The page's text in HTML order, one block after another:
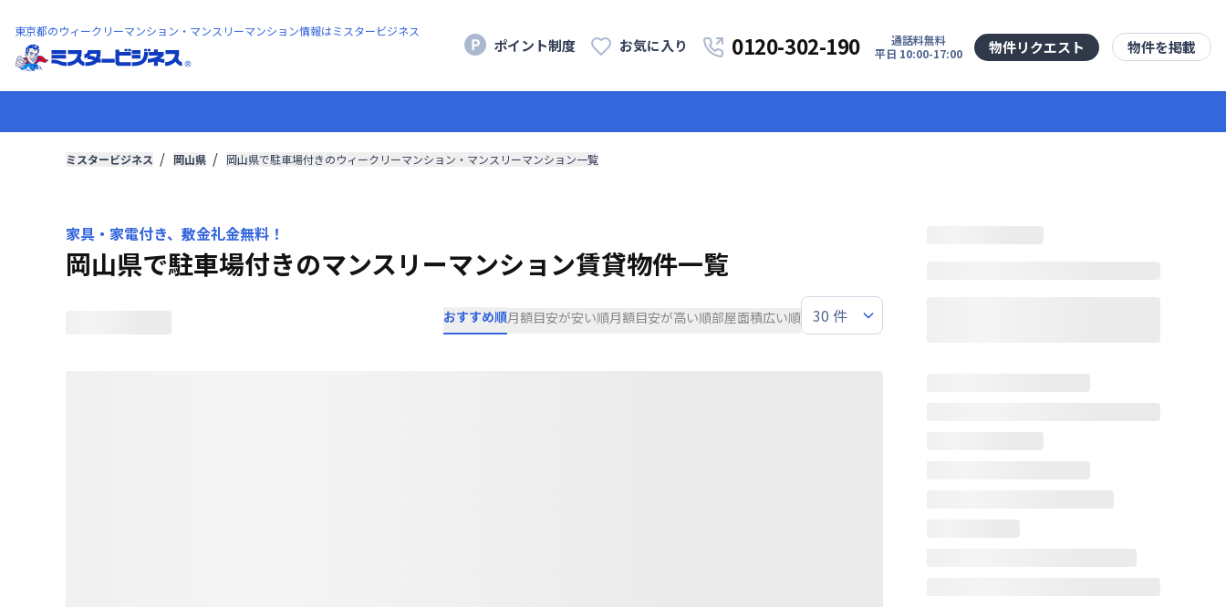
東京都のウィークリーマンション・マンスリーマンション情報はミスタービジネス
ポイント制度 お気に入り 0120-302-190
通話料無料
平日 10:00-17:00
物件リクエスト 物件を掲載
ミスタービジネス 岡山県 岡山県で駐車場付きのウィークリーマンション・マンスリーマンション一覧
家具・家電付き、敷金礼金無料！
岡山県で駐車場付きのマンスリーマンション賃貸物件一覧
おすすめ順月額目安が安い順月額目安が高い順部屋面積広い順